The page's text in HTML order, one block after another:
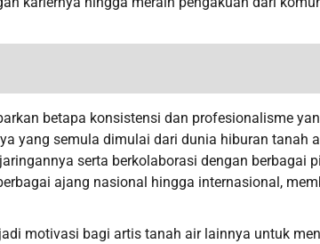
betapa konsistensi dan profesionalisme
yang semula dimulai dari dunia hiburan tanah
serta berkolaborasi dengan berbagai
ajang nasional hingga internasional,
motivasi bagi artis tanah air lainnya untuk